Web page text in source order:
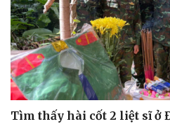
Tìm thấy hài cốt 2 liệt sĩ ở